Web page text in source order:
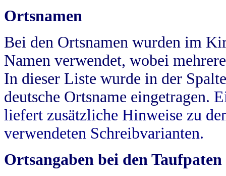
Ortsnamen
Bei den Ortsnamen wurden im
Namen verwendet, wobei
In dieser Liste wurde in der
deutsche Ortsname eingetragen.
liefert zusätzliche Hinweise zu
verwendeten Schreibvarianten.
Ortsangaben bei den Taufpaten